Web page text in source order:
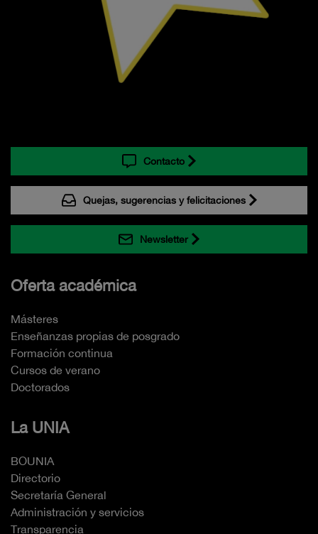
Contacto
Quejas, sugerencias y felicitaciones
Newsletter
Oferta académica
Másteres
Enseñanzas propias de posgrado
Formación continua
Cursos de verano
Doctorados
La UNIA
BOUNIA
Directorio
Secretaría General
Administración y servicios
Transparencia